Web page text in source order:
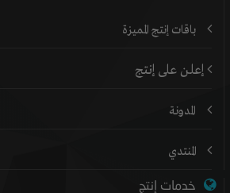
باقات إنتج المميزة
إعلن على إنتج
المدونة
المنتدي
خدمات إنتج